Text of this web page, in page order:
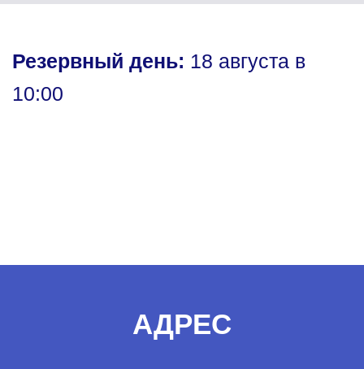
Резервный день: 18 августа в
10:00
АДРЕС